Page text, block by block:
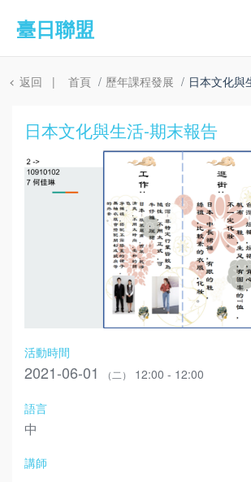
臺日聯盟
返回 | 首頁 歷年課程發展 日本文化與
日本文化與生活-期末報告
活動時間
2021-06-01 （二） 12:00 - 12:00
語言
中
講師